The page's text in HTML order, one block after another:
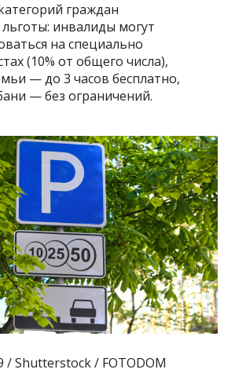
граждан
инвалиды могут
на специально
(10% от общего числа),
— до 3 часов бесплатно,
— без ограничений.
/ Shutterstock / FOTODOM